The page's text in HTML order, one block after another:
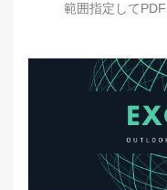
範囲指定して